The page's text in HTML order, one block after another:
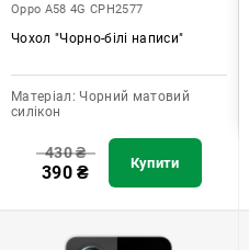
Oppo A58 4G CPH2577
Чохол "Чорно-білі написи"
Матеріал: Чорний матовий
силікон
430₴
390₴ Купити